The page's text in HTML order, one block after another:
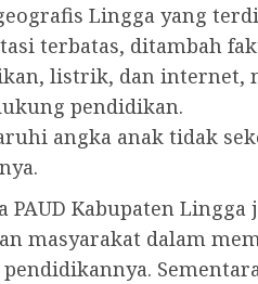
Lingga yang
terbatas, ditambah
listrik, dan internet,
pendidikan.
angka anak tidak
PAUD Kabupaten
masyarakat dalam